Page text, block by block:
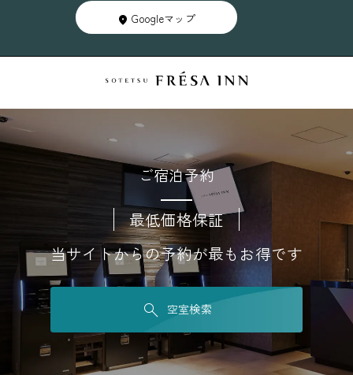
Googleマップ
ご宿泊予約
最低価格保証
当サイトからの予約が最もお得です
空室検索